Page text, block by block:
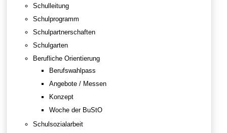
Schulleitung
Schulprogramm
Schulpartnerschaften
Schulgarten
Berufliche Orientierung
Berufswahlpass
Angebote / Messen
Konzept
Woche der BuStO
Schulsozialarbeit